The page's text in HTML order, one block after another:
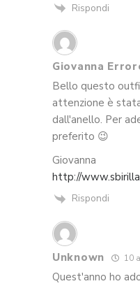
Rispondi
Giovanna
Bello questo
attenzione è
dall'anello. Per
preferito 😉
Giovanna
http://
Rispondi
Unknown 10
Quest'anno ho